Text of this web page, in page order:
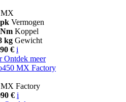
MX
Vermogen
Koppel
kg Gewicht
€ i
Ontdek meer
MX Factory
Factory
€ i